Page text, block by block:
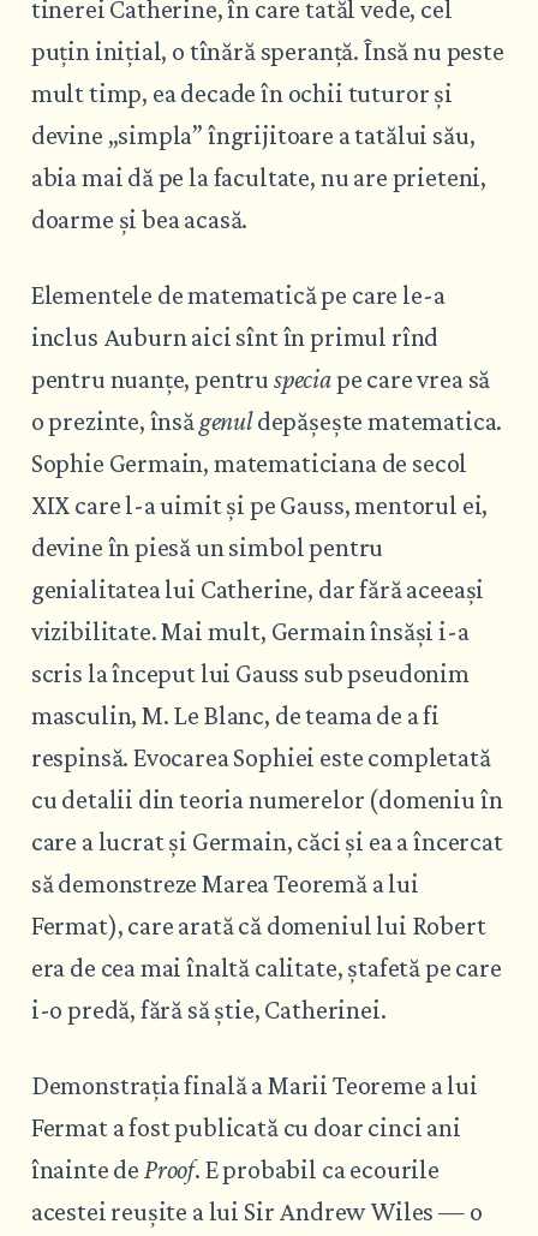
tinerei Catherine, în care tatăl vede, cel
puțin inițial, o tînără speranță. Însă nu peste
mult timp, ea decade în ochii tuturor și
devine „simpla” îngrijitoare a tatălui său,
abia mai dă pe la facultate, nu are prieteni,
doarme și bea acasă.
Elementele de matematică pe care le-a
inclus Auburn aici sînt în primul rînd
pentru nuanțe, pentru speciape care vrea să
o prezinte, însăgenuldepășește matematica.
Sophie Germain, matematiciana de secol
XIX care l-a uimit și pe Gauss, mentorul ei,
devine în piesă un simbol pentru
genialitatea lui Catherine, dar fără aceeași
vizibilitate. Mai mult, Germain însăși i-a
scris la început lui Gauss sub pseudonim
masculin, M. Le Blanc, de teama de a fi
respinsă. Evocarea Sophiei este completată
cu detalii din teoria numerelor (domeniu în
care a lucrat și Germain, căci și ea a încercat
să demonstreze Marea Teoremă a lui
Fermat), care arată că domeniul lui Robert
era de cea mai înaltă calitate, ștafetă pe care
i-o predă, fără să știe, Catherinei.
Demonstrația finală a Marii Teoreme a lui
Fermat a fost publicată cu doar cinci ani
înainte de Proof. E probabil ca ecourile
acestei reușite a lui Sir Andrew Wiles — o